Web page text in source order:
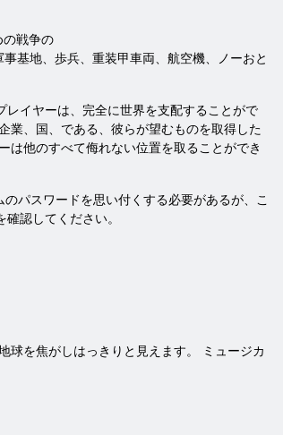
の戦争の
基地、歩兵、重装甲車両、航空機、ノーおと
イヤーは、完全に世界を支配することがで
業、国、である、彼らが望むものを取得した
は他のすべて侮れない位置を取ることができ
パスワードを思い付くする必要があるが、こ
認してください。
球を焦がしはっきりと見えます。 ミュージカ